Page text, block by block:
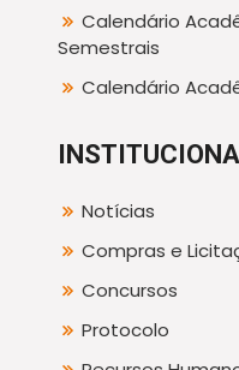
Calendário
Semestrais
Calendário
Notícias
Compras e
Concursos
Protocolo